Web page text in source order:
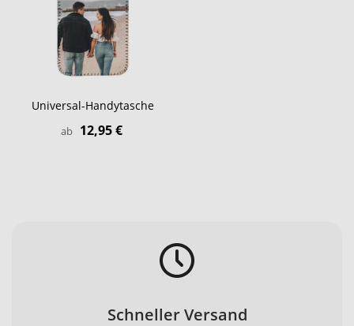
Universal-Handytasche
ab 12,95 €
Schneller Versand